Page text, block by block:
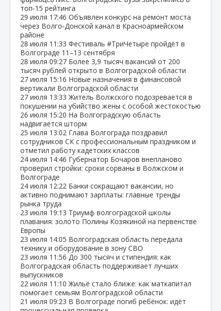
топ‑15 рейтинга
29 июля 17:46 Объявлен конкурс на ремонт моста
через Волго‑Донской канал в Красноармейском
районе
28 июля 11:33 Фестиваль #ТриЧетыре пройдёт в
Волгограде 11–13 сентября
28 июля 09:27 Более 3,9 тысяч вакансий от 200
тысяч рублей открыто в Волгоградской области
27 июля 15:16 Новые назначения в финансовой
вертикали Волгоградской области
27 июля 13:33 Житель Волжского подозревается в
покушении на убийство жены с особой жестокостью
26 июля 15:20 На Волгоградскую область
надвигается шторм
25 июля 13:02 Глава Волгограда поздравил
сотрудников СК с профессиональным праздником и
отметил работу кадетских классов
24 июля 14:46 Губернатор Бочаров внепланово
проверил стройки: сроки сорваны в Волжском и
Волгограде
24 июля 12:22 Банки сокращают вакансии, но
активно поднимают зарплаты: главные тренды
рынка труда
23 июля 19:13 Триумф волгоградской школы
плавания: золото Полины Козякиной на первенстве
Европы
23 июля 14:05 Волгоградская область передала
технику и оборудование в зону СВО
23 июля 11:56 До 300 тысяч и стипендия: как
Волгоградская область поддерживает лучших
выпускников
22 июля 11:10 Жильё стало ближе: как маткапитал
помогает семьям Волгоградской области
21 июля 09:23 В Волгограде погиб ребёнок: идёт